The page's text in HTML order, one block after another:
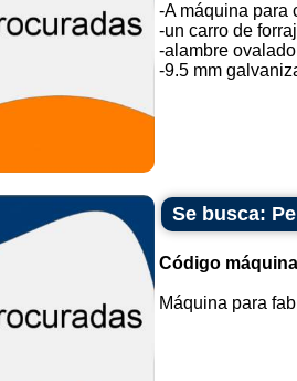
-A máquina para
-un carro de
-alambre
-9.5 mm
Se busca:
Código
Máquina para